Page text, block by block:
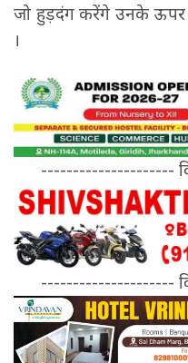
जो हुड़दंग करेंगे उनके ऊपर
।
---------------------
---------------------